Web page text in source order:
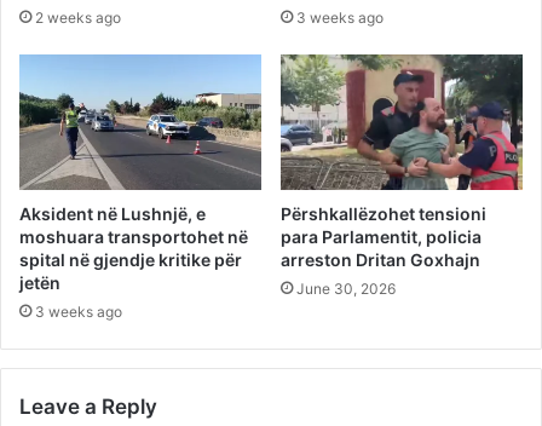
2 weeks ago 3 weeks ago
Aksident në Lushnjë, e
moshuara transportohet në
spital në gjendje kritike për
jetën
3 weeks ago
Përshkallëzohet tensioni
para Parlamentit, policia
arreston Dritan Goxhajn
June 30, 2026
Leave a Reply